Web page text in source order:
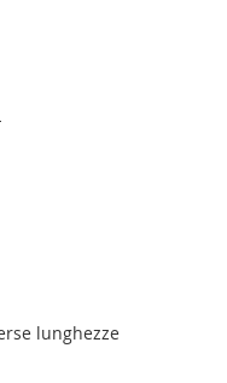
lunghezze